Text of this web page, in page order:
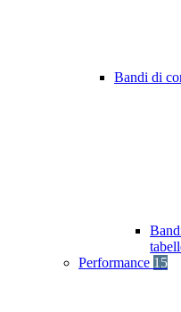
Bandi di
Performance 15